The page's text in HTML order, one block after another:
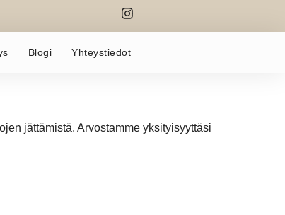
Blogi Yhteystiedot
jättämistä. Arvostamme yksityisyyttäsi